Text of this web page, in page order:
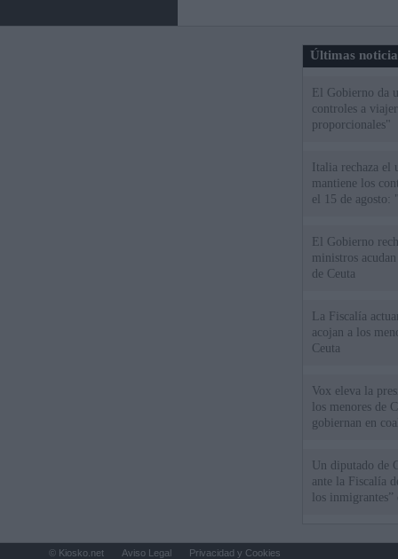
Últimas
El Gobierno da
controles a
proporcionales"
Italia rechaza
mantiene los
el 15 de agosto:
El Gobierno
ministros
de Ceuta
La Fiscalía
acojan a los
Ceuta
Vox eleva la
los menores de
gobiernan en
Un diputado de
ante la Fiscalía
los inmigrantes”
© Kiosko.net Aviso Legal Privacidad y Cookies